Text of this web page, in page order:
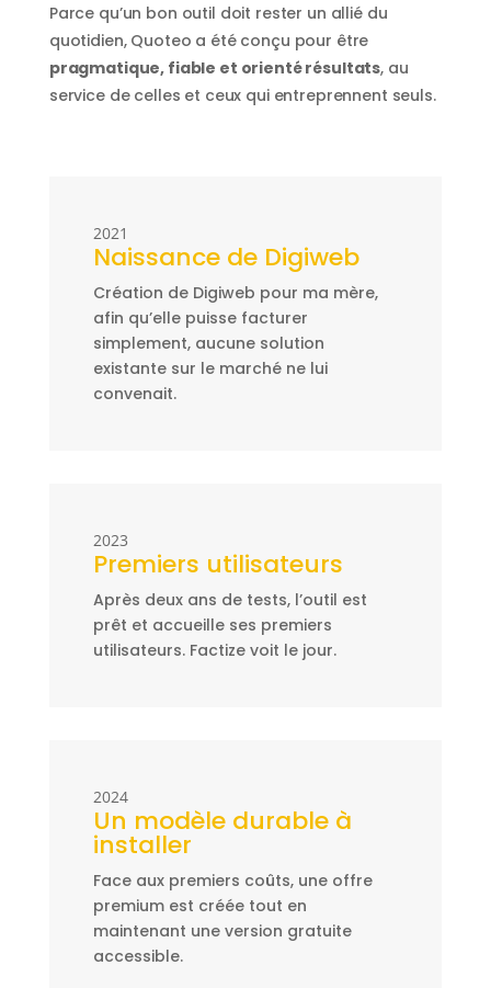
Parce qu’un bon outil doit rester un allié du
quotidien, Quoteo a été conçu pour être
pragmatique, fiable et orienté résultats, au
service de celles et ceux qui entreprennent seuls.
2021
Naissance de Digiweb
Création de Digiweb pour ma mère,
afin qu’elle puisse facturer
simplement, aucune solution
existante sur le marché ne lui
convenait.
2023
Premiers utilisateurs
Après deux ans de tests, l’outil est
prêt et accueille ses premiers
utilisateurs. Factize voit le jour.
2024
Un modèle durable à
installer
Face aux premiers coûts, une offre
premium est créée tout en
maintenant une version gratuite
accessible.